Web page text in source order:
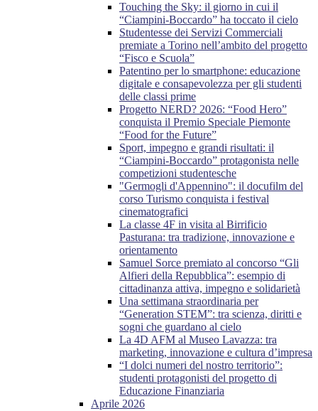
Touching the Sky: il giorno in cui il
“Ciampini-Boccardo” ha toccato il cielo
Studentesse dei Servizi Commerciali
premiate a Torino nell’ambito del progetto
“Fisco e Scuola”
Patentino per lo smartphone: educazione
digitale e consapevolezza per gli studenti
delle classi prime
Progetto NERD? 2026: “Food Hero”
conquista il Premio Speciale Piemonte
“Food for the Future”
Sport, impegno e grandi risultati: il
“Ciampini-Boccardo” protagonista nelle
competizioni studentesche
"Germogli d'Appennino": il docufilm del
corso Turismo conquista i festival
cinematografici
La classe 4F in visita al Birrificio
Pasturana: tra tradizione, innovazione e
orientamento
Samuel Sorce premiato al concorso “Gli
Alfieri della Repubblica”: esempio di
cittadinanza attiva, impegno e solidarietà
Una settimana straordinaria per
“Generation STEM”: tra scienza, diritti e
sogni che guardano al cielo
La 4D AFM al Museo Lavazza: tra
marketing, innovazione e cultura d’impresa
“I dolci numeri del nostro territorio”:
studenti protagonisti del progetto di
Educazione Finanziaria
Aprile 2026